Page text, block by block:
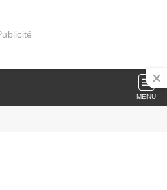
MENU